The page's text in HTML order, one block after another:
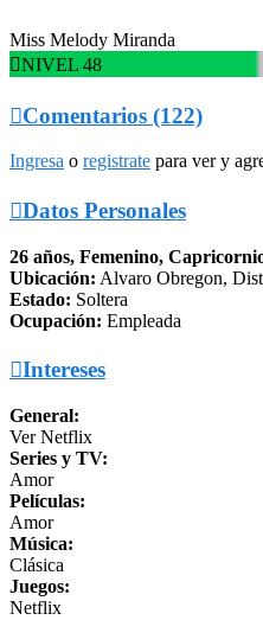
Miss Melody Miranda
NIVEL 48
Comentarios (122)
Ingresa o registrate para ver y
Datos Personales
26 años, Femenino,
Ubicación: Alvaro Obregon,
Estado: Soltera
Ocupación: Empleada
Intereses
General:
Ver Netflix
Series y TV:
Amor
Películas:
Amor
Música:
Clásica
Juegos:
Netflix